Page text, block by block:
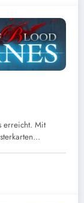
erreicht. Mit